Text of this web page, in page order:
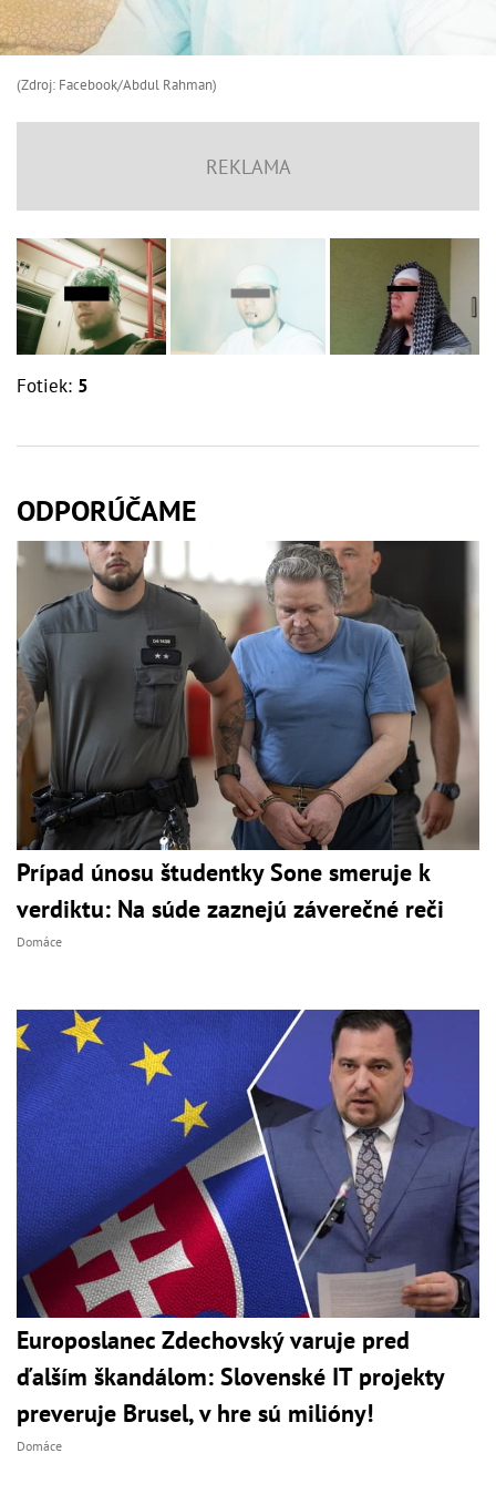
(Zdroj: Facebook/Abdul Rahman)
Fotiek: 5
ODPORÚČAME
Prípad únosu študentky Sone smeruje k
verdiktu: Na súde zaznejú záverečné reči
Domáce
Europoslanec Zdechovský varuje pred
ďalším škandálom: Slovenské IT projekty
preveruje Brusel, v hre sú milióny!
Domáce